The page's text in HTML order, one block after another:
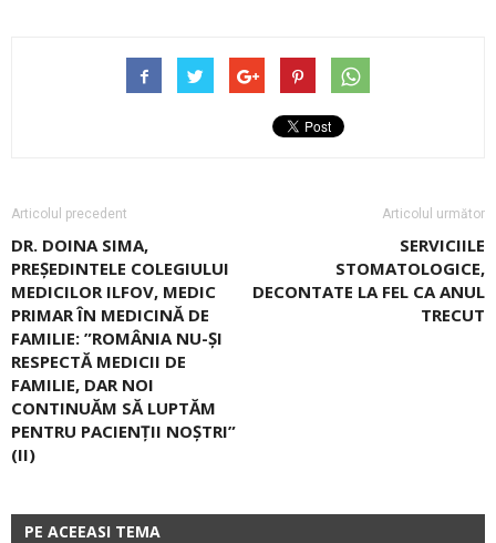
Articolul precedent
DR. DOINA SIMA,
PREȘEDINTELE COLEGIULUI
MEDICILOR ILFOV, MEDIC
PRIMAR ÎN MEDICINĂ DE
FAMILIE: ”ROMÂNIA NU-ŞI
RESPECTĂ MEDICII DE
FAMILIE, DAR NOI
CONTINUĂM SĂ LUPTĂM
PENTRU PACIENŢII NOŞTRI”
(II)
Articolul următor
SERVICIILE
STOMATOLOGICE,
DECONTATE LA FEL CA ANUL
TRECUT
PE ACEEASI TEMA